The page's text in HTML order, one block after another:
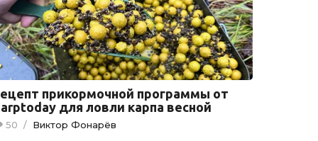
прикормочной программы от
для ловли карпа весной
50 / Виктор Фонарёв